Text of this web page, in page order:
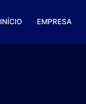
INÍCIO EMPRESA